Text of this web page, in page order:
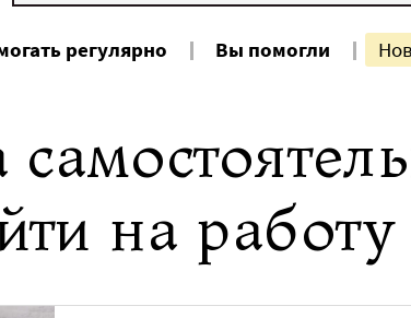
регулярно Вы помогли
на работу